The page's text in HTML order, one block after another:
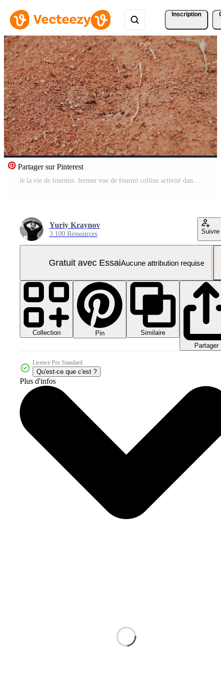
Inscription
Partager sur Pinterest
le la vie de fourmis. fermer vue de fourmi colline activité dans sec sol environnement Vidéo Pro
Yuriy Kraynov
3 100 Ressources Suivre
Gratuit avec EssaiAucune attribution requise
Collection Pin
Similaire
Partager
Licence Pro Standard
Qu'est-ce que c'est ?
Plus d'infos